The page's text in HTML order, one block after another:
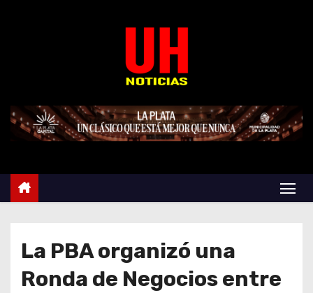
e
La PBA organizó una
Ronda de Negocios entre